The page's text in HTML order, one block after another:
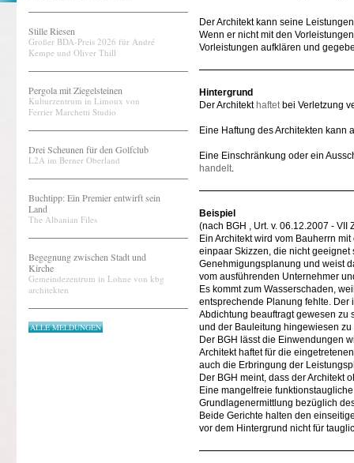
Stille Riesen
Großer BDA-Preis 2026 für André
Kempe und Oliver Thill
Pergola mit Ziegelsteinen
Kulturzentrum in Limoux von
Ferrier Marchetti Studio
Drei Scheunen für den Golfclub
L2A im Berner Oberland
Buchtipp: Ein Premier entwirft sein
Land
The Albanian Files
Begegnung zwischen Stadt und
Kirche
Gemeindezentrum in Lohne von kbg
architekten
ALLE MELDUNGEN
Der Architekt kann seine
Wenn er nicht mit den
Vorleistungen aufklären und
Hintergrund
Der Architekt haftetbei Verletzung
Eine Haftung des Architekten
Eine Einschränkung oder ein
handelt.
Beispiel
(nach BGH , Urt. v. 06.12.2007 - VII
Ein Architekt wird vom Bauherrn
einpaar Skizzen, die nicht
Genehmigungsplanung und weist
vom ausführenden Unternehmer
Es kommt zum Wasserschaden,
entsprechende Planung fehlte. Der
Abdichtung beauftragt gewesen zu
und der Bauleitung hingewiesen zu
Der BGH lässt die Einwendungen
Architekt haftet für die
auch die Erbringung der
Der BGH meint, dass der Architekt
Eine mangelfreie
Grundlagenermittlung bezüglich
Beide Gerichte halten den
vor dem Hintergrund nicht für